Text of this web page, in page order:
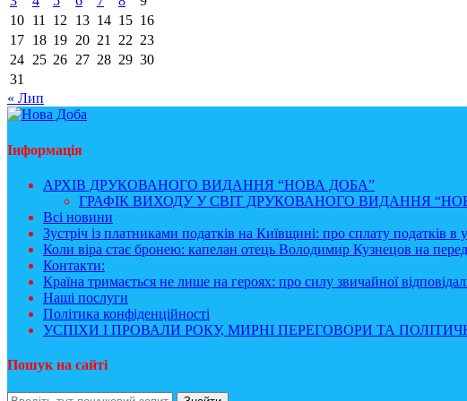
10 11 12 13 14 15 16
17 18 19 20 21 22 23
24 25 26 27 28 29 30
31
« Лип
Інформація
АРХІВ ДРУКОВАНОГО ВИДАННЯ “НОВА ДОБА”
ГРАФІК ВИХОДУ У СВІТ ДРУКОВАНОГО ВИДАННЯ
Всі новини
Зустріч із платниками податків на Київщині: про сплату податків в
Коли віра стає бронею: капелан отець Володимир Кузнецов на
Контакти:
Країна тримається не лише на героях: про силу звичайної
Наші послуги
Політика конфіденційності
УСПІХИ І ПРОВАЛИ РОКУ, МИРНІ ПЕРЕГОВОРИ ТА
Пошук на сайті